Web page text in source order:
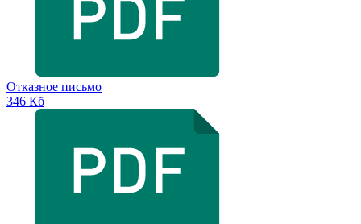
Отказное письмо
346 Кб